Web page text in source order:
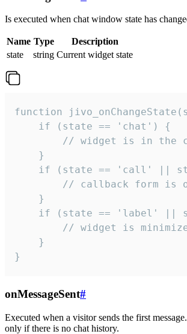
Is executed when chat window state has
Name Type
Description
state
string Current widget state
function
    if (state == 'chat') {
// widget is in the
    }
if (state == 'call' ||
// callback form is
    }
if (state == 'label' ||
// widget is
    }
}
onMessageSent#
Executed when a visitor sends the first
only if there is no chat history.